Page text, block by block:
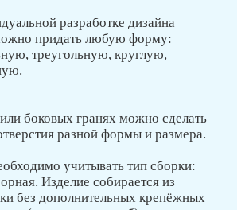
разработке дизайна
придать любую форму:
треугольную, круглую,
боковых гранях можно сделать
разной формы и размера.
учитывать тип сборки:
Изделие собирается из
без дополнительных крепёжных